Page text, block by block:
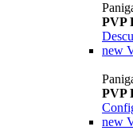
PVP
new
PVP
new